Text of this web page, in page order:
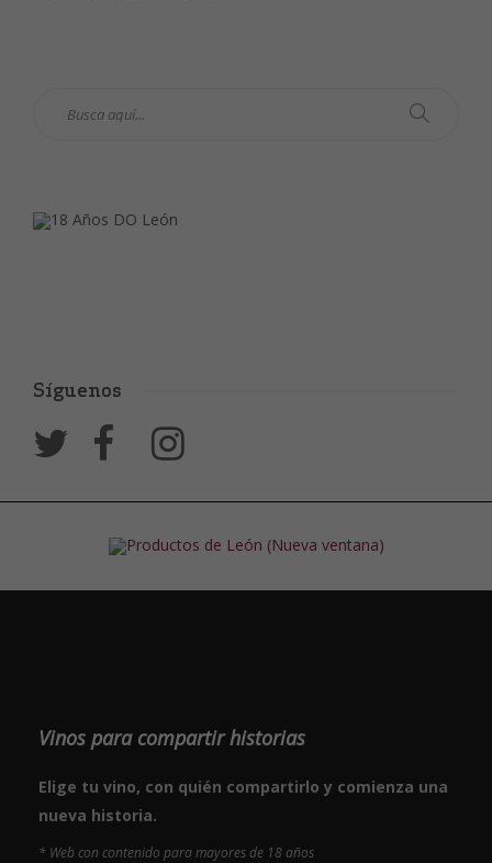
Síguenos
Vinos para compartir historias
Elige tu vino, con quién compartirlo y comienza una
nueva historia.
* Web con contenido para mayores de 18 años